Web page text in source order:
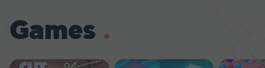
Games